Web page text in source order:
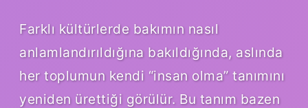
Farklı kültürlerde bakımın nasıl
anlamlandırıldığına bakıldığında, aslında
her toplumun kendi “insan olma” tanımını
yeniden ürettiği görülür. Bu tanım bazen